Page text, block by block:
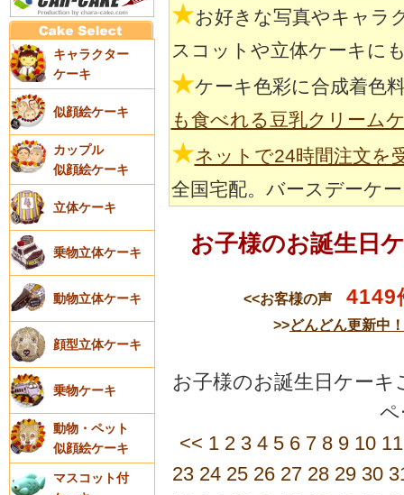
キャラクター
ケーキ
似顔絵ケーキ
カップル
似顔絵ケーキ
立体ケーキ
乗物立体ケーキ
動物立体ケーキ
顔型立体ケーキ
乗物ケーキ
動物・ペット
似顔絵ケーキ
マスコット付
★お好きな写真やキャラ
スコットや立体ケーキに
★ケーキ色彩に合成着色
も食べれる豆乳クリーム
★ネットで24時間注文を
全国宅配。バースデーケ
お子様のお誕生日
<<お客様の声 4149
>>どんどん更新中
お子様のお誕生日ケーキ
<< 1 2 3 4 5 6 7 8 9 10 11
23 24 25 26 27 28 29 30